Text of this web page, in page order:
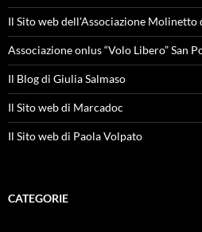
Il Sito web dell'Associazione Molinetto
Associazione onlus “Volo Libero” San
Il Blog di Giulia Salmaso
Il Sito web di Marcadoc
Il Sito web di Paola Volpato
CATEGORIE